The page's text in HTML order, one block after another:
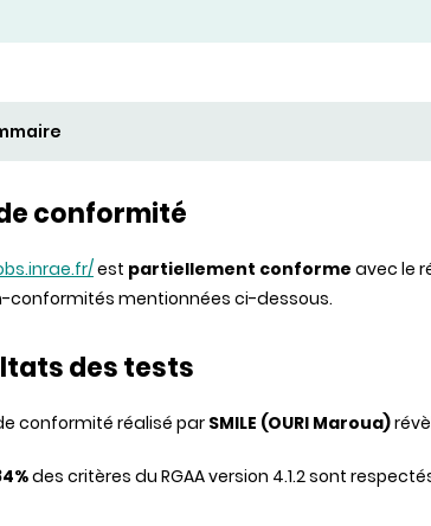
conformité
est partiellement conforme avec le
conformités mentionnées ci-dessous.
des tests
conformité réalisé par SMILE (OURI Maroua)
des critères du RGAA version 4.1.2 sont